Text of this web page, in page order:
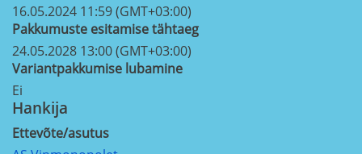
16.05.2024 11:59 (GMT+03:00)
Pakkumuste esitamise tähtaeg
24.05.2028 13:00 (GMT+03:00)
Variantpakkumise lubamine
Ei
Hankija
Ettevõte/asutus